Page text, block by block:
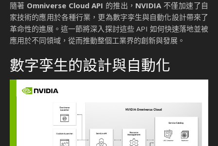
隨著 Omniverse Cloud API 的推出， NVIDIA不僅加速了自
家技術的應用於各種行業，更為數字孪生與自動化設計帶來了
革命性的進展。這一節將深入探討這些 API 如何快速落地並被
應用於不同領域，從而推動整個工業界的創新與發展。
數字孪生的設計與自動化